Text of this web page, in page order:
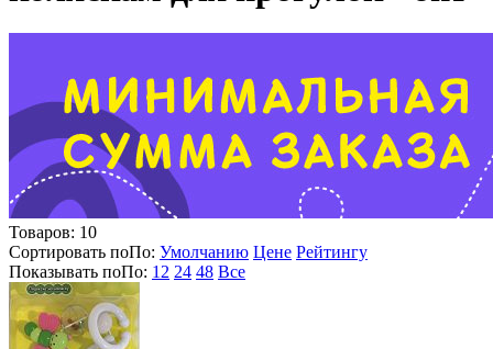
Товаров: 10
Сортировать поПо: Умолчанию Цене Рейтингу
Показывать поПо: 12 24 48 Все